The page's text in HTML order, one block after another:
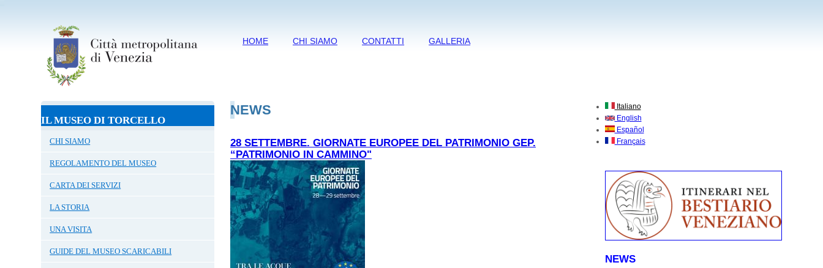
HOME CHI SIAMO CONTATTI GALLERIA
IL MUSEO DI TORCELLO
CHI SIAMO
REGOLAMENTO DEL MUSEO
CARTA DEI SERVIZI
LA STORIA
UNA VISITA
GUIDE DEL MUSEO SCARICABILI
NEWS
28 SETTEMBRE. GIORNATE EUROPEE DEL PATRIMONIO GEP.
“PATRIMONIO IN CAMMINO"
Italiano
English
Español
Français
NEWS